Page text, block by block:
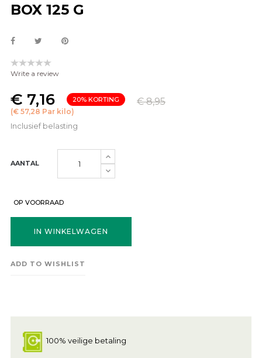
BOX 125 G
Write a review
€ 7,16 20% KORTING € 8,95
(€ 57,28 Par kilo)
Inclusief belasting
AANTAL
OP VOORRAAD
IN WINKELWAGEN
ADD TO WISHLIST
100% veilige betaling